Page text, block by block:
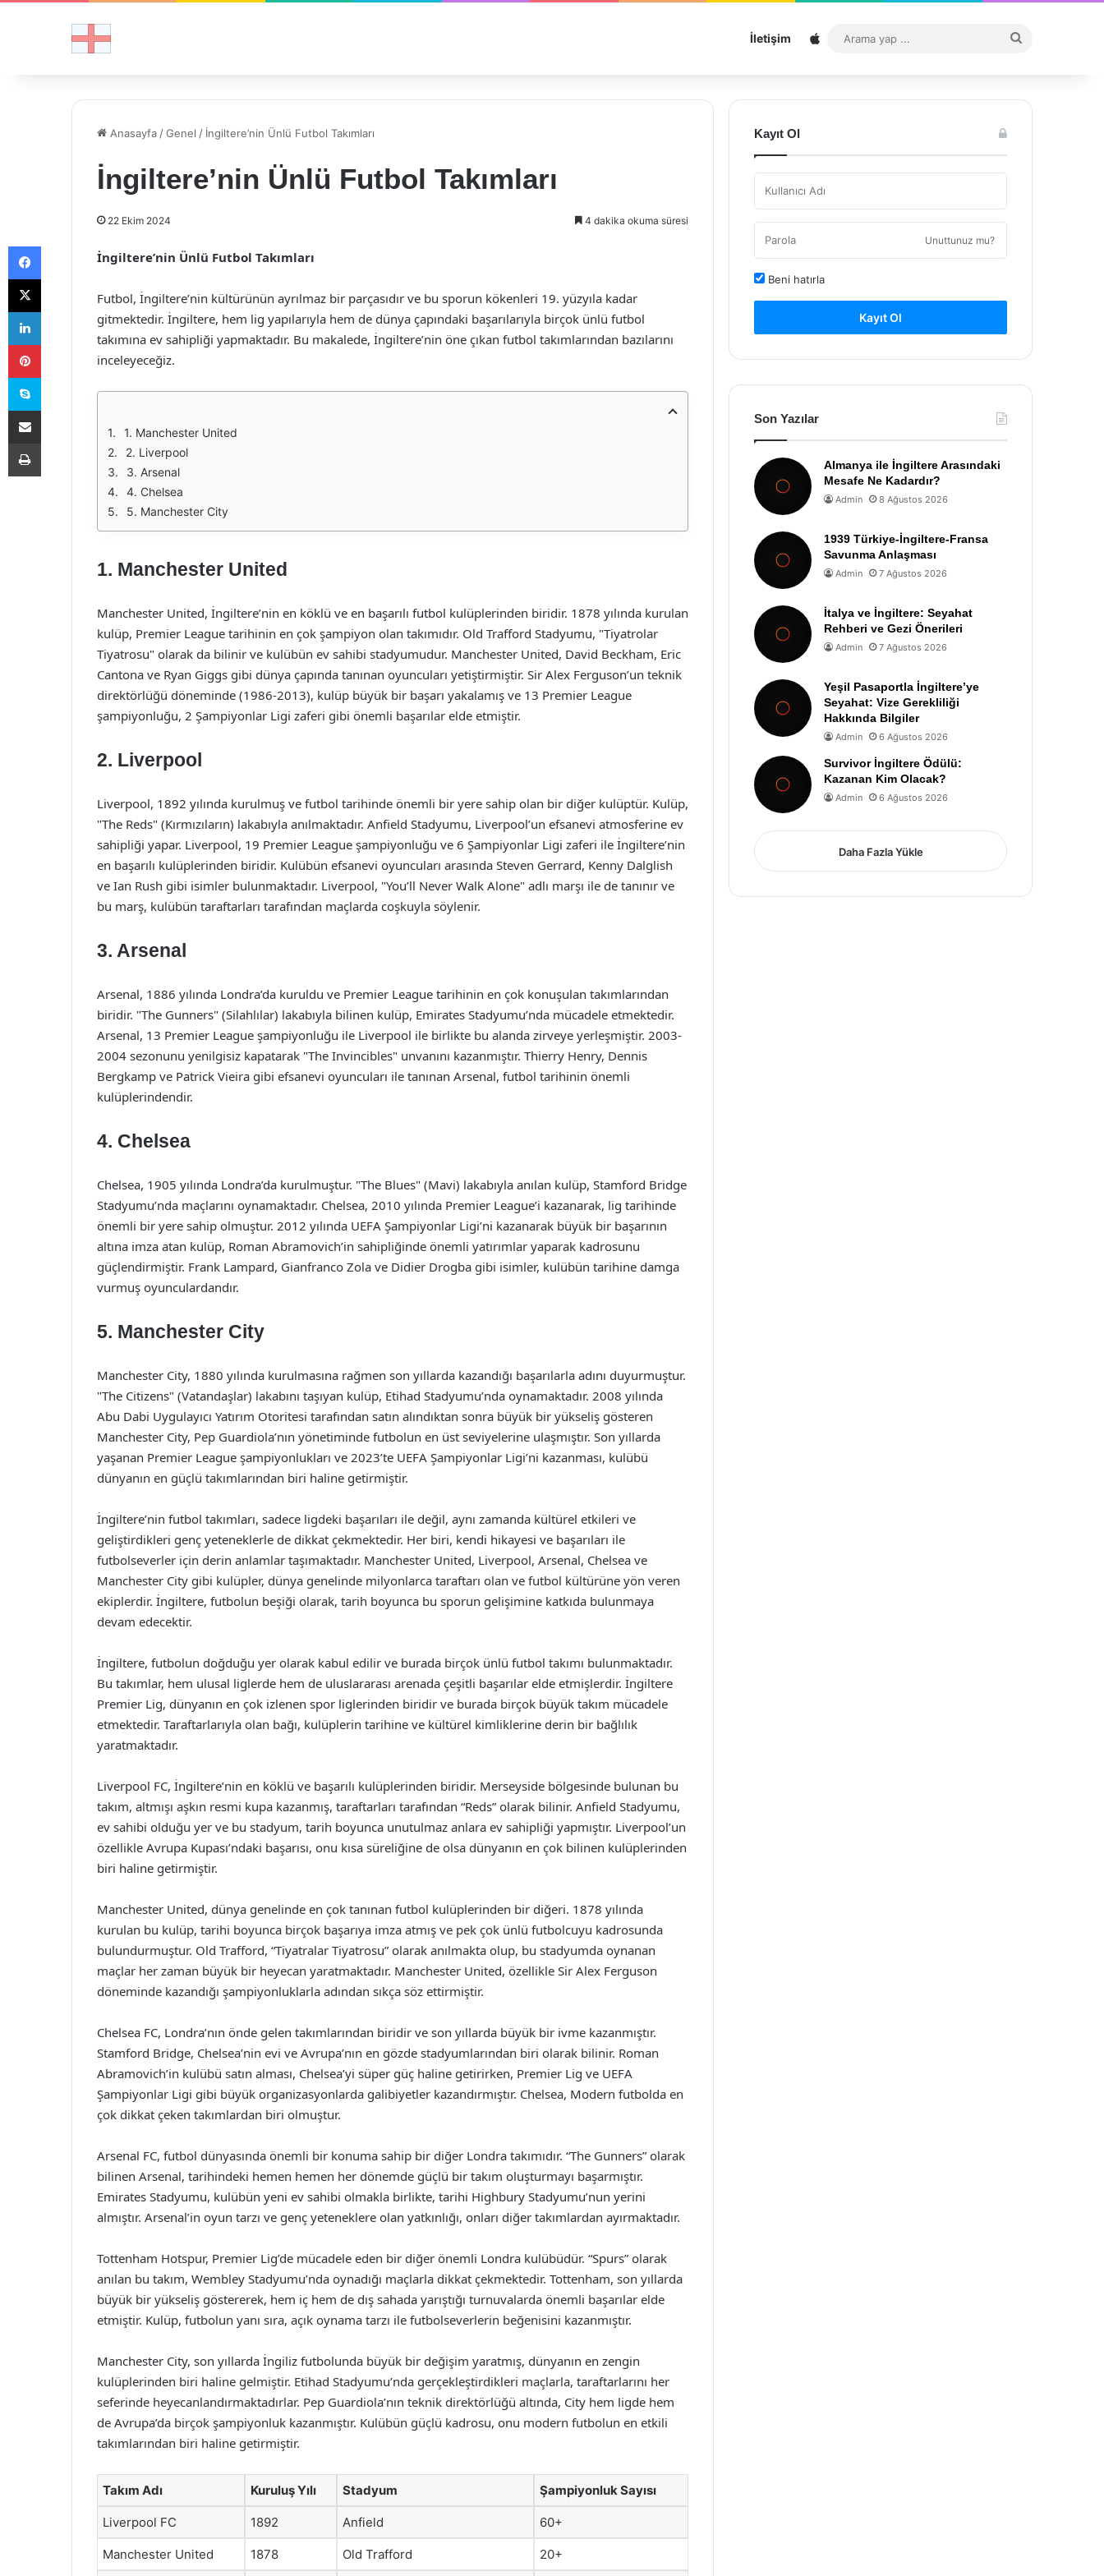
İletişim Sitemap
...
Anasayfa /Genel / İngiltere’nin Ünlü Futbol Takımları
İngiltere’nin Ünlü Futbol Takımları
22 Ekim 2024 4 dakika okuma süresi
İngiltere’nin Ünlü Futbol Takımları
Futbol, İngiltere’nin kültürünün ayrılmaz bir parçasıdır ve bu sporun kökenleri 19. yüzyıla kadar
gitmektedir. İngiltere, hem lig yapılarıyla hem de dünya çapındaki başarılarıyla birçok ünlü futbol
takımına ev sahipliği yapmaktadır. Bu makalede, İngiltere’nin öne çıkan futbol takımlarından bazılarını
inceleyeceğiz.
1. Manchester United
2. Liverpool
3. Arsenal
4. Chelsea
5. Manchester City
1. Manchester United
Manchester United, İngiltere’nin en köklü ve en başarılı futbol kulüplerinden biridir. 1878 yılında kurulan
kulüp, Premier League tarihinin en çok şampiyon olan takımıdır. Old Trafford Stadyumu, "Tiyatrolar
Tiyatrosu" olarak da bilinir ve kulübün ev sahibi stadyumudur. Manchester United, David Beckham, Eric
Cantona ve Ryan Giggs gibi dünya çapında tanınan oyuncuları yetiştirmiştir. Sir Alex Ferguson’un teknik
direktörlüğü döneminde (1986-2013), kulüp büyük bir başarı yakalamış ve 13 Premier League
şampiyonluğu, 2 Şampiyonlar Ligi zaferi gibi önemli başarılar elde etmiştir.
2. Liverpool
Liverpool, 1892 yılında kurulmuş ve futbol tarihinde önemli bir yere sahip olan bir diğer kulüptür. Kulüp,
"The Reds" (Kırmızıların) lakabıyla anılmaktadır. Anfield Stadyumu, Liverpool’un efsanevi atmosferine ev
sahipliği yapar. Liverpool, 19 Premier League şampiyonluğu ve 6 Şampiyonlar Ligi zaferi ile İngiltere’nin
en başarılı kulüplerinden biridir. Kulübün efsanevi oyuncuları arasında Steven Gerrard, Kenny Dalglish
ve Ian Rush gibi isimler bulunmaktadır. Liverpool, "You’ll Never Walk Alone" adlı marşı ile de tanınır ve
bu marş, kulübün taraftarları tarafından maçlarda coşkuyla söylenir.
3. Arsenal
Arsenal, 1886 yılında Londra’da kuruldu ve Premier League tarihinin en çok konuşulan takımlarından
biridir. "The Gunners" (Silahlılar) lakabıyla bilinen kulüp, Emirates Stadyumu’nda mücadele etmektedir.
Arsenal, 13 Premier League şampiyonluğu ile Liverpool ile birlikte bu alanda zirveye yerleşmiştir. 2003-
2004 sezonunu yenilgisiz kapatarak "The Invincibles" unvanını kazanmıştır. Thierry Henry, Dennis
Bergkamp ve Patrick Vieira gibi efsanevi oyuncuları ile tanınan Arsenal, futbol tarihinin önemli
kulüplerindendir.
4. Chelsea
Chelsea, 1905 yılında Londra’da kurulmuştur. "The Blues" (Mavi) lakabıyla anılan kulüp, Stamford Bridge
Stadyumu’nda maçlarını oynamaktadır. Chelsea, 2010 yılında Premier League’i kazanarak, lig tarihinde
önemli bir yere sahip olmuştur. 2012 yılında UEFA Şampiyonlar Ligi’ni kazanarak büyük bir başarının
altına imza atan kulüp, Roman Abramovich’in sahipliğinde önemli yatırımlar yaparak kadrosunu
güçlendirmiştir. Frank Lampard, Gianfranco Zola ve Didier Drogba gibi isimler, kulübün tarihine damga
vurmuş oyunculardandır.
5. Manchester City
Manchester City, 1880 yılında kurulmasına rağmen son yıllarda kazandığı başarılarla adını duyurmuştur.
"The Citizens" (Vatandaşlar) lakabını taşıyan kulüp, Etihad Stadyumu’nda oynamaktadır. 2008 yılında
Abu Dabi Uygulayıcı Yatırım Otoritesi tarafından satın alındıktan sonra büyük bir yükseliş gösteren
Manchester City, Pep Guardiola’nın yönetiminde futbolun en üst seviyelerine ulaşmıştır. Son yıllarda
yaşanan Premier League şampiyonlukları ve 2023’te UEFA Şampiyonlar Ligi’ni kazanması, kulübü
dünyanın en güçlü takımlarından biri haline getirmiştir.
İngiltere’nin futbol takımları, sadece ligdeki başarıları ile değil, aynı zamanda kültürel etkileri ve
geliştirdikleri genç yeteneklerle de dikkat çekmektedir. Her biri, kendi hikayesi ve başarıları ile
futbolseverler için derin anlamlar taşımaktadır. Manchester United, Liverpool, Arsenal, Chelsea ve
Manchester City gibi kulüpler, dünya genelinde milyonlarca taraftarı olan ve futbol kültürüne yön veren
ekiplerdir. İngiltere, futbolun beşiği olarak, tarih boyunca bu sporun gelişimine katkıda bulunmaya
devam edecektir.
İngiltere, futbolun doğduğu yer olarak kabul edilir ve burada birçok ünlü futbol takımı bulunmaktadır.
Bu takımlar, hem ulusal liglerde hem de uluslararası arenada çeşitli başarılar elde etmişlerdir. İngiltere
Premier Lig, dünyanın en çok izlenen spor liglerinden biridir ve burada birçok büyük takım mücadele
etmektedir. Taraftarlarıyla olan bağı, kulüplerin tarihine ve kültürel kimliklerine derin bir bağlılık
yaratmaktadır.
Liverpool FC, İngiltere’nin en köklü ve başarılı kulüplerinden biridir. Merseyside bölgesinde bulunan bu
takım, altmışı aşkın resmi kupa kazanmış, taraftarları tarafından “Reds” olarak bilinir. Anfield Stadyumu,
ev sahibi olduğu yer ve bu stadyum, tarih boyunca unutulmaz anlara ev sahipliği yapmıştır. Liverpool’un
özellikle Avrupa Kupası’ndaki başarısı, onu kısa süreliğine de olsa dünyanın en çok bilinen kulüplerinden
biri haline getirmiştir.
Manchester United, dünya genelinde en çok tanınan futbol kulüplerinden bir diğeri. 1878 yılında
kurulan bu kulüp, tarihi boyunca birçok başarıya imza atmış ve pek çok ünlü futbolcuyu kadrosunda
bulundurmuştur. Old Trafford, “Tiyatralar Tiyatrosu” olarak anılmakta olup, bu stadyumda oynanan
maçlar her zaman büyük bir heyecan yaratmaktadır. Manchester United, özellikle Sir Alex Ferguson
döneminde kazandığı şampiyonluklarla adından sıkça söz ettirmiştir.
Chelsea FC, Londra’nın önde gelen takımlarından biridir ve son yıllarda büyük bir ivme kazanmıştır.
Stamford Bridge, Chelsea’nin evi ve Avrupa’nın en gözde stadyumlarından biri olarak bilinir. Roman
Abramovich’in kulübü satın alması, Chelsea’yi süper güç haline getirirken, Premier Lig ve UEFA
Şampiyonlar Ligi gibi büyük organizasyonlarda galibiyetler kazandırmıştır. Chelsea, Modern futbolda en
çok dikkat çeken takımlardan biri olmuştur.
Arsenal FC, futbol dünyasında önemli bir konuma sahip bir diğer Londra takımıdır. “The Gunners” olarak
bilinen Arsenal, tarihindeki hemen hemen her dönemde güçlü bir takım oluşturmayı başarmıştır.
Emirates Stadyumu, kulübün yeni ev sahibi olmakla birlikte, tarihi Highbury Stadyumu’nun yerini
almıştır. Arsenal’in oyun tarzı ve genç yeteneklere olan yatkınlığı, onları diğer takımlardan ayırmaktadır.
Tottenham Hotspur, Premier Lig’de mücadele eden bir diğer önemli Londra kulübüdür. “Spurs” olarak
anılan bu takım, Wembley Stadyumu’nda oynadığı maçlarla dikkat çekmektedir. Tottenham, son yıllarda
büyük bir yükseliş göstererek, hem iç hem de dış sahada yarıştığı turnuvalarda önemli başarılar elde
etmiştir. Kulüp, futbolun yanı sıra, açık oynama tarzı ile futbolseverlerin beğenisini kazanmıştır.
Manchester City, son yıllarda İngiliz futbolunda büyük bir değişim yaratmış, dünyanın en zengin
kulüplerinden biri haline gelmiştir. Etihad Stadyumu’nda gerçekleştirdikleri maçlarla, taraftarlarını her
seferinde heyecanlandırmaktadırlar. Pep Guardiola’nın teknik direktörlüğü altında, City hem ligde hem
de Avrupa’da birçok şampiyonluk kazanmıştır. Kulübün güçlü kadrosu, onu modern futbolun en etkili
takımlarından biri haline getirmiştir.
Takım Adı Kuruluş Yılı Stadyum Şampiyonluk Sayısı
Liverpool FC 1892 Anfield 60+
Manchester United 1878 Old Trafford 20+
Kayıt Ol
Unuttunuz mu?
Beni hatırla
Kayıt Ol
Son Yazılar
Almanya ile İngiltere Arasındaki
Mesafe Ne Kadardır?
Admin 8 Ağustos 2026
1939 Türkiye-İngiltere-Fransa
Savunma Anlaşması
Admin 7 Ağustos 2026
İtalya ve İngiltere: Seyahat
Rehberi ve Gezi Önerileri
Admin 7 Ağustos 2026
Yeşil Pasaportla İngiltere’ye
Seyahat: Vize Gerekliliği
Hakkında Bilgiler
Admin 6 Ağustos 2026
Survivor İngiltere Ödülü:
Kazanan Kim Olacak?
Admin 6 Ağustos 2026
Daha Fazla Yükle
Facebook
X
LinkedIn
Pinterest
Skype
E-Posta ile paylaş